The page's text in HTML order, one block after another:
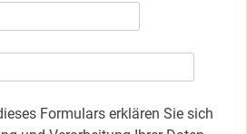
Formulars erklären Sie sich